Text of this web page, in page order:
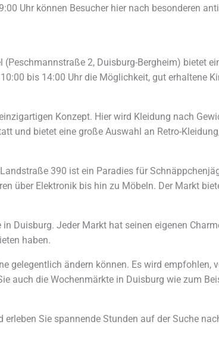
Uhr können Besucher hier nach besonderen
2, Duisburg-Bergheim) bietet
bis 14:00 Uhr die Möglichkeit, gut erhaltene
Konzept. Hier wird Kleidung nach
und bietet eine große Auswahl an Retro-
390 ist ein Paradies für
über Elektronik bis hin zu Möbeln. Der Markt
Duisburg. Jeder Markt hat seinen eigenen
haben.
gelegentlich ändern können. Es wird
auch die Wochenmärkte in Duisburg wie zum
Sie spannende Stunden auf der Suche